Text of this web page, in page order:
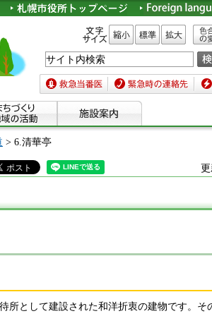
文字サイズ 縮小 標準 拡大
色合いの
救急当番医 緊急時の連絡先 避
> 6.清華亭
更
所として建設された和洋折衷の建物です。そ